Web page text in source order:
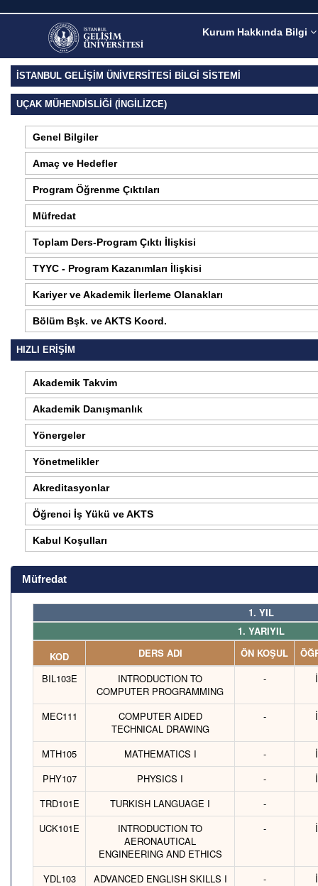
Kurum Hakkında Bilgi
İSTANBUL GELİŞİM ÜNİVERSİTESİ BİLGİ SİSTEMİ
UÇAK MÜHENDISLIĞI (İNGILIZCE)
Genel Bilgiler
Amaç ve Hedefler
Program Öğrenme Çıktıları
Müfredat
Toplam Ders-Program Çıktı İlişkisi
TYYC - Program Kazanımları İlişkisi
Kariyer ve Akademik İlerleme Olanakları
Bölüm Bşk. ve AKTS Koord.
HIZLI ERİŞİM
Akademik Takvim
Akademik Danışmanlık
Yönergeler
Yönetmelikler
Akreditasyonlar
Öğrenci İş Yükü ve AKTS
Kabul Koşulları
Müfredat
1. YIL
1. YARIYIL
KOD
DERS ADI ÖN KOŞUL
BIL103E
INTRODUCTION TO
COMPUTER PROGRAMMING
-
MEC111
COMPUTER AIDED
TECHNICAL DRAWING
-
MTH105 MATHEMATICS I -
PHY107
PHYSICS I -
TRD101E
TURKISH LANGUAGE I
-
UCK101E
INTRODUCTION TO
AERONAUTICAL
ENGINEERING AND ETHICS
-
YDL103 ADVANCED ENGLISH SKILLS I -